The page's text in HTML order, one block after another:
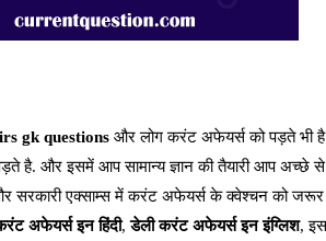
gk questions और लोग करंट अफेयर्स को पड़ते भी
पड़ते है. और इसमें आप सामान्य ज्ञान की तैयारी आप
एक्साम्स में करंट अफेयर्स के क्वेश्चन को जरूर
अफेयर्स इन हिंदी,डेली करंट अफेयर्स इन इंग्लिश,